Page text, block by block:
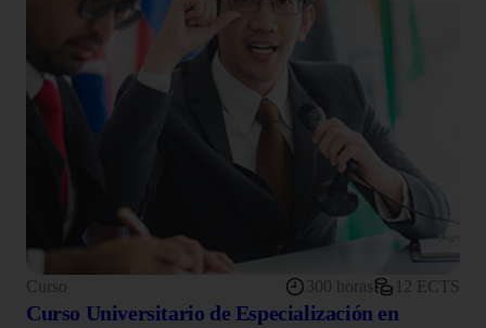
Curso 300 horas 12 ECTS
Curso Universitario de Especialización en